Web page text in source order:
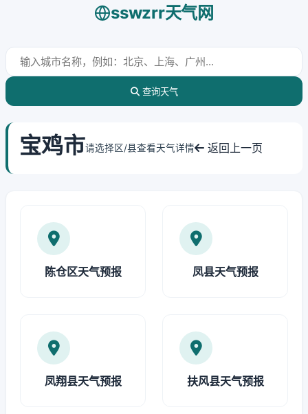
sswzrr天气网
查询天气
宝鸡市请选择区/县查看天气详情 返回上一页
陈仓区天气预报 凤县天气预报
凤翔县天气预报 扶风县天气预报